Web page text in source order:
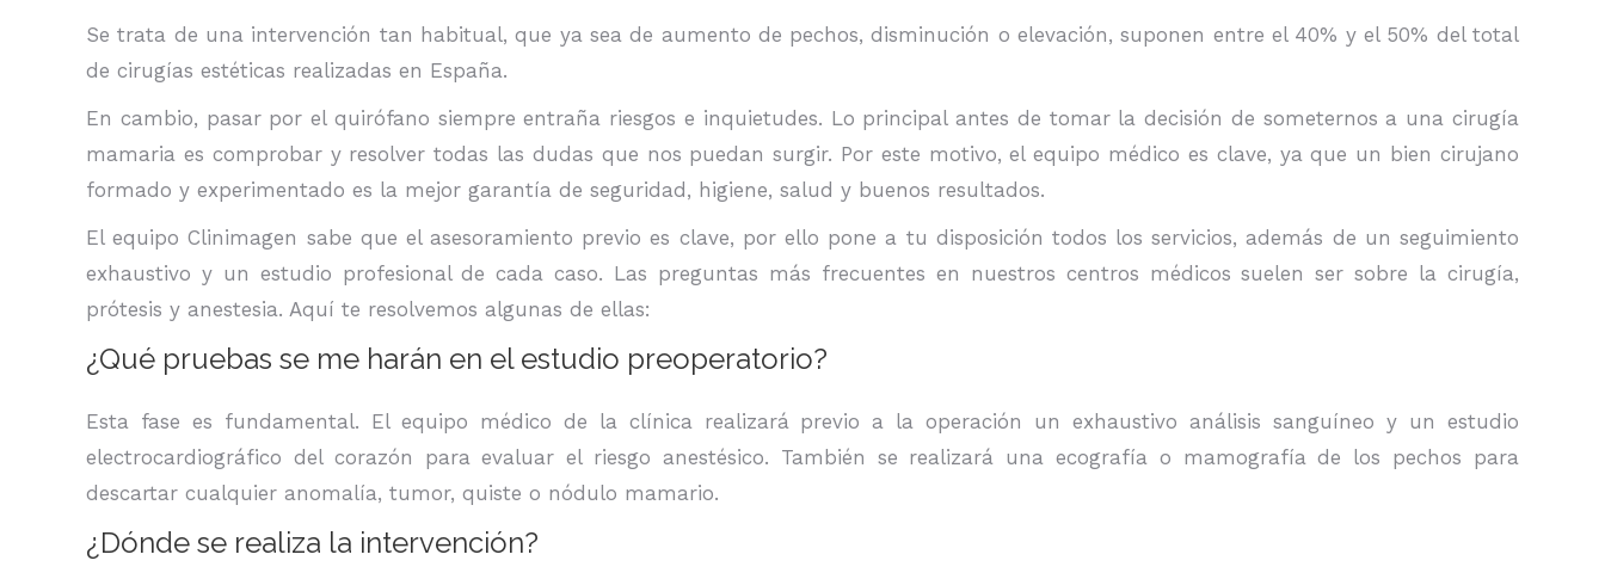
Se trata de una intervención tan habitual, que ya sea de aumento de pechos, disminución o elevación, suponen entre el 40% y el 50% del total
de cirugías estéticas realizadas en España.
En cambio, pasar por el quirófano siempre entraña riesgos e inquietudes. Lo principal antes de tomar la decisión de someternos a una cirugía
mamaria es comprobar y resolver todas las dudas que nos puedan surgir. Por este motivo, el equipo médico es clave, ya que un bien cirujano
formado y experimentado es la mejor garantía de seguridad, higiene, salud y buenos resultados.
El equipo Clinimagen sabe que el asesoramiento previo es clave, por ello pone a tu disposición todos los servicios, además de un seguimiento
exhaustivo y un estudio profesional de cada caso. Las preguntas más frecuentes en nuestros centros médicos suelen ser sobre la cirugía,
prótesis y anestesia. Aquí te resolvemos algunas de ellas:
¿Qué pruebas se me harán en el estudio preoperatorio?
Esta fase es fundamental. El equipo médico de la clínica realizará previo a la operación un exhaustivo análisis sanguíneo y un estudio
electrocardiográfico del corazón para evaluar el riesgo anestésico. También se realizará una ecografía o mamografía de los pechos para
descartar cualquier anomalía, tumor, quiste o nódulo mamario.
¿Dónde se realiza la intervención?